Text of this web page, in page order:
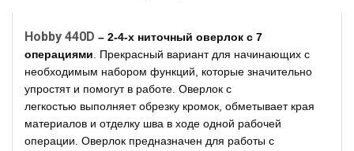
Hobby 440D – 2-4-х ниточный оверлок с 7
операциями . Прекрасный вариант для начинающих с
необходимым набором функций, которые значительно
упростят и помогут в работе. Оверлок с
легкостью выполняет обрезку кромок, обметывает края
материалов и отделку шва в ходе одной рабочей
операции. Оверлок предназначен для работы с